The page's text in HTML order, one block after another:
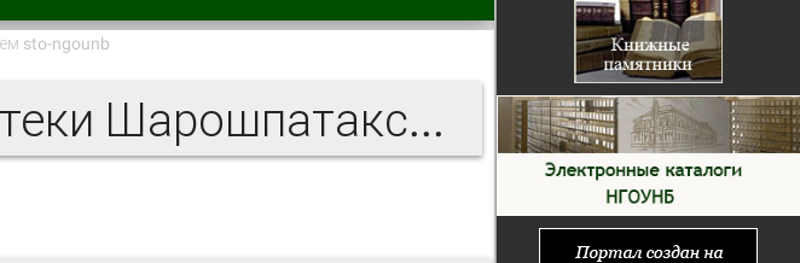
sto-ngounb
Книги Библиотеки Шарошпатакского Реформатского Колледжа